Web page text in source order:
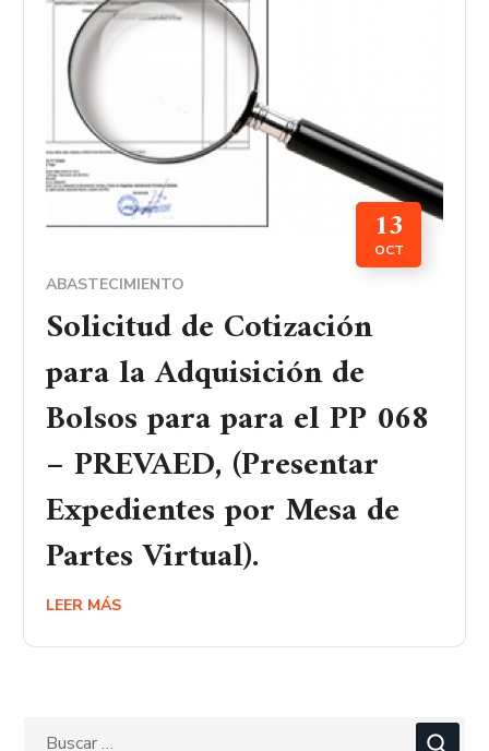
13
OCT
ABASTECIMIENTO
Solicitud de Cotización
para la Adquisición de
Bolsos para para el PP 068
– PREVAED, (Presentar
Expedientes por Mesa de
Partes Virtual).
LEER MÁS